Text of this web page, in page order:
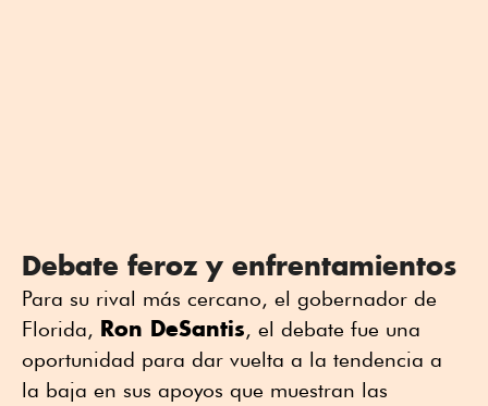
Debate feroz y enfrentamientos
Para su rival más cercano, el gobernador de
Florida, Ron DeSantis, el debate fue una
oportunidad para dar vuelta a la tendencia a
la baja en sus apoyos que muestran las